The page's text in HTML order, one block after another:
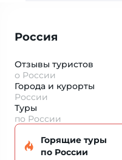
Россия
Отзывы туристов
о России
Города и курорты
России
Туры
по России
Горящие туры
по России